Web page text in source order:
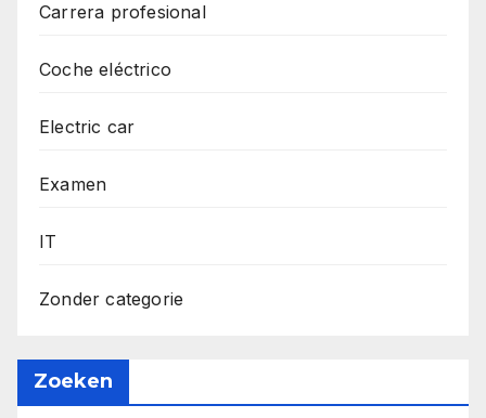
Carrera profesional
Coche eléctrico
Electric car
Examen
IT
Zonder categorie
Zoeken